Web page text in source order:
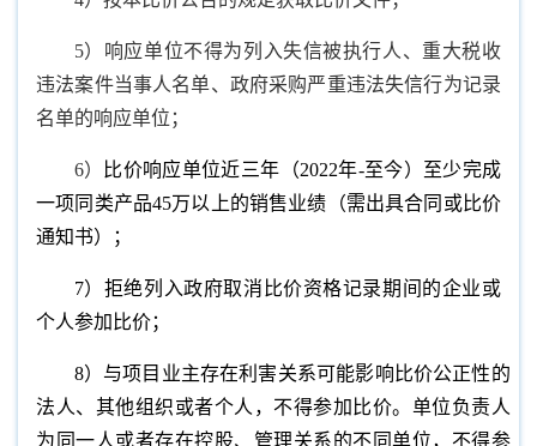
5）响应单位不得为列入失信被执行人、重大税收
违法案件当事人名单、政府采购严重违法失信行为记录
名单的响应单位；
6）
比价响应单位近三年（2022年-至今）至少完成
一项同类产品45万以上的销售业绩（需出具合同或比价
通知书）；
7）拒绝列入政府取消比价资格记录期间的企业或
个人参加比价；
8）与项目业主存在利害关系可能影响比价公正性的
法人、其他组织或者个人，不得参加比价。单位负责人
为同一人或者存在控股、管理关系的不同单位，不得参